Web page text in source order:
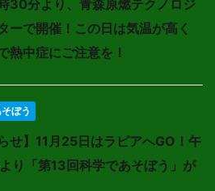
30分より、青森原燃テクノロジ
ーで開催！この日は気温が高く
熱中症にご注意を！
ぼう
らせ】11月25日はラピアへGO！午
り「第13回科学であそぼう」が